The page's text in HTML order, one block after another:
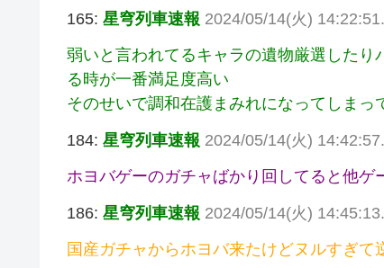
165: 星穹列車速報 2024/05/14(火)
弱いと言われてるキャラの遺物厳選した
る時が一番満足度高い
そのせいで調和在護まみれになってしまっ
184: 星穹列車速報 2024/05/14(火)
ホヨバゲーのガチャばかり回してると他
186: 星穹列車速報 2024/05/14(火)
国産ガチャからホヨバ来たけどヌルすぎ